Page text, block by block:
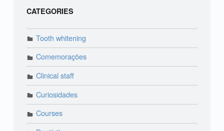
CATEGORIES
Tooth whitening
Comemorações
Clinical staff
Curiosidades
Courses